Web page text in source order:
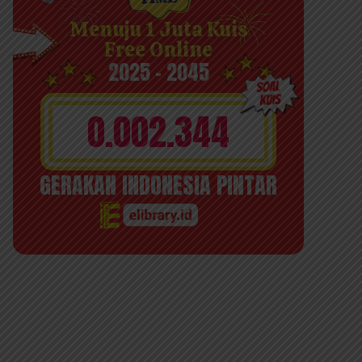
Menuju 1 Juta Kuis
Free Online
2025 - 2045
0.002.344
GERAKAN INDONESIA PINTAR